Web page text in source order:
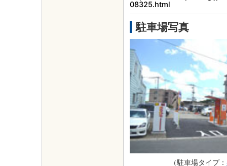
08325.html
駐車場写真
（駐車場タイプ：